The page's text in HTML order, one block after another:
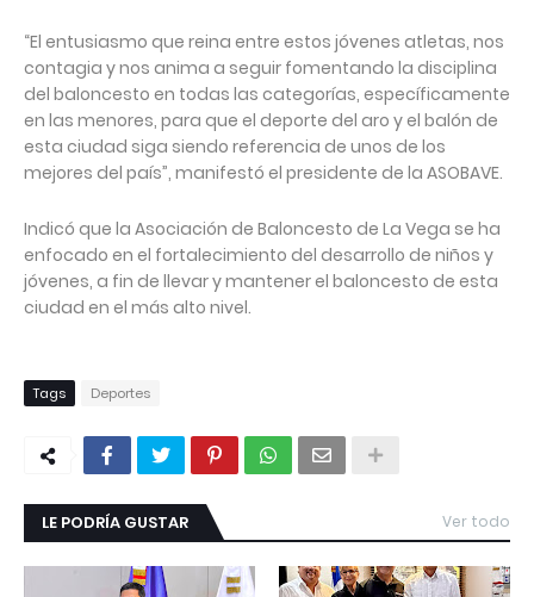
“El entusiasmo que reina entre estos jóvenes atletas, nos
contagia y nos anima a seguir fomentando la disciplina
del baloncesto en todas las categorías, específicamente
en las menores, para que el deporte del aro y el balón de
esta ciudad siga siendo referencia de unos de los
mejores del país”, manifestó el presidente de la ASOBAVE.
Indicó que la Asociación de Baloncesto de La Vega se ha
enfocado en el fortalecimiento del desarrollo de niños y
jóvenes, a fin de llevar y mantener el baloncesto de esta
ciudad en el más alto nivel.
Tags Deportes
LE PODRÍA GUSTAR Ver todo